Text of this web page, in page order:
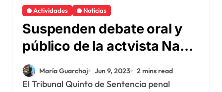
Actividades Noticias
Suspenden debate oral y
público de la actvista Nanci
SintoMaría Guarchaj Jun 9, 2023 2 mins read
El Tribunal Quinto de Sentencia penal